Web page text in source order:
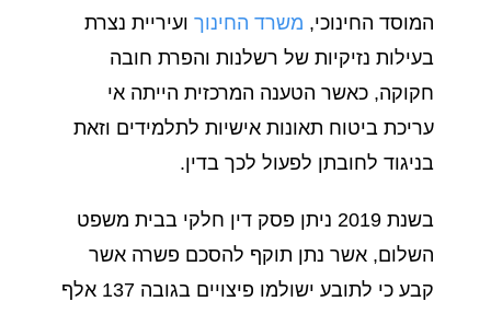
המוסד החינוכי, משרד החינוך ועיריית נצרת
בעילות נזיקיות של רשלנות והפרת חובה
חקוקה, כאשר הטענה המרכזית הייתה אי
עריכת ביטוח תאונות אישיות לתלמידים וזאת
בניגוד לחובתן לפעול לכך בדין.
בשנת 2019 ניתן פסק דין חלקי בבית משפט
השלום, אשר נתן תוקף להסכם פשרה אשר
קבע כי לתובע ישולמו פיצויים בגובה 137 אלף